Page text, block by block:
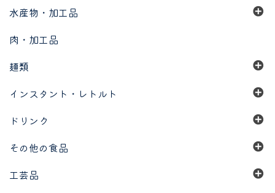
水産物・加工品
肉・加工品
麺類
インスタント・レトルト
ドリンク
その他の食品
工芸品